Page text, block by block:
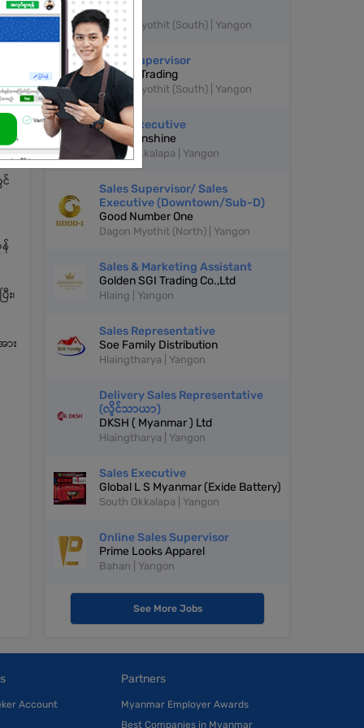
န်
၊
း
(MILS)
Dagon Myothit (South) | Yangon
Sales Supervisor
OZ Asia Trading
Dagon Myothit (South) | Yangon
Sales Executive
Little Sunshine
South Okkalapa | Yangon
Sales Supervisor/ Sales
Executive (Downtown/Sub-D)
Good Number One
Dagon Myothit (North) | Yangon
Sales & Marketing Assistant
Golden SGI Trading Co.,Ltd
Hlaing | Yangon
Sales Representative
Soe Family Distribution
Hlaingtharya | Yangon
Delivery Sales Representative
(လှိုင်သာယာ)
DKSH ( Myanmar ) Ltd
Hlaingtharya | Yangon
Sales Executive
Global L S Myanmar (Exide Battery)
South Okkalapa | Yangon
Online Sales Supervisor
Prime Looks Apparel
Bahan | Yangon
See More Jobs
Account
Partners
Myanmar Employer Awards
Best Companies in Myanmar